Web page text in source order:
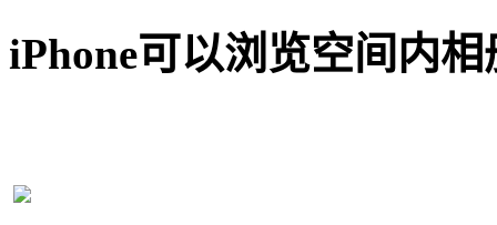
iPhone可以浏览空间内相